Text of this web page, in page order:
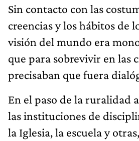
Sin contacto con las
creencias y los hábitos de
visión del mundo era
que para sobrevivir en las
precisaban que fuera
En el paso de la ruralidad
las instituciones de
la Iglesia, la escuela y